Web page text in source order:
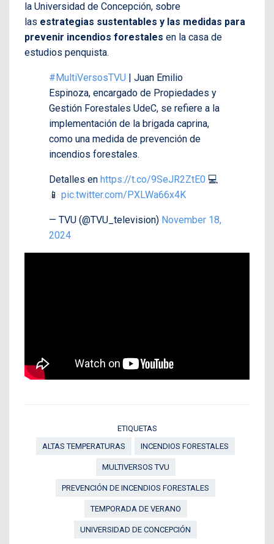
la Universidad de Concepción, sobre
las estrategias sustentables y las medidas para
prevenir incendios forestales en la casa de
estudios penquista.
#MultiVersosTVU | Juan Emilio
Espinoza, encargado de Propiedades y
Gestión Forestales UdeC, se refiere a la
implementación de la brigada caprina,
como una medida de prevención de
incendios forestales.
Detalles en https://t.co/9SeJR2ZtE0 💻
📱 pic.twitter.com/PXLWa66x4K
— TVU (@TVU_television) November 18,
2024
ETIQUETAS
ALTAS TEMPERATURAS
INCENDIOS FORESTALES
MULTIVERSOS TVU
PREVENCIÓN DE INCENDIOS FORESTALES
TEMPORADA DE VERANO
UNIVERSIDAD DE CONCEPCIÓN